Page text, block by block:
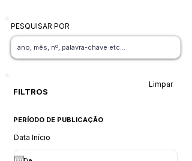
PESQUISAR POR
FILTROS
Limpar
PERÍODO DE PUBLICAÇÃO
Data Início